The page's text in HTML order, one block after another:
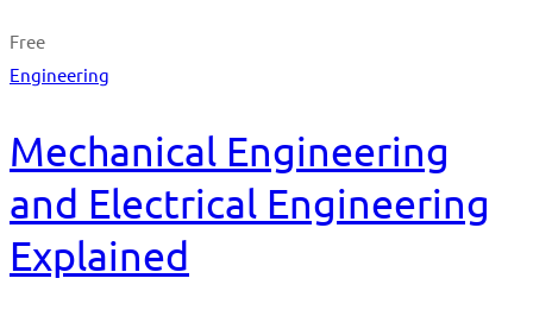
Free
Engineering
Mechanical Engineering
and Electrical Engineering
Explained